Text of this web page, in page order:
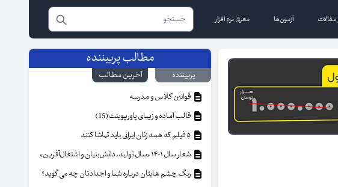
مقالات آزمون‌ها معرفی نرم افزار
مطالب پربیننده
پربیننده
آخرین مطالب
قوانین کلاس و مدرسه
قالب آماده و زیبای پاورپوینت(15)
شعار سال ۱۴۰۱ «سال تولید، دانش‌بنیان و اشتغال‌آفرین»
رنگ چشم هایتان درباره شما و اجدادتان چه می گوید؟